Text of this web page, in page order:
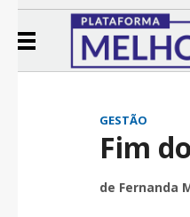
GESTÃO
Fim
de Fernanda